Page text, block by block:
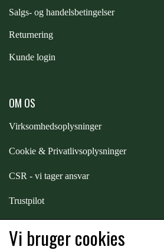
PREMIER EQUINE
PREMIER EQUINE
PHARMACARE
PREMIER
RACING
Salgs- og handelsbetingelser
Returnering
Kunde login
OM OS
Virksomhedsoplysninger
Cookie & Privatlivsoplysninger
CSR - vi tager ansvar
Trustpilot
Vi bruger cookies